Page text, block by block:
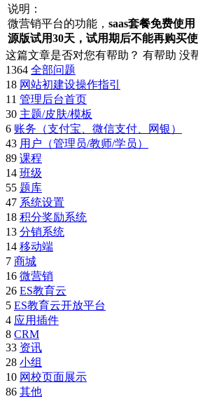
说明：
微营销平台的功能， saas套餐免费使
源版试用30天，试用期后不能再购买使
这篇文章是否对您有帮助？ 有帮助 没
1364 全部问题
18 网站初建设操作指引
11 管理后台首页
30 主题/皮肤/模板
6 账务（支付宝、微信支付、网银）
43 用户（管理员/教师/学员）
89 课程
14 班级
55 题库
47 系统设置
18 积分奖励系统
13 分销系统
14 移动端
7 商城
16 微营销
26 ES教育云
5 ES教育云开放平台
4 应用插件
8 CRM
33 资讯
28 小组
10 网校页面展示
86 其他